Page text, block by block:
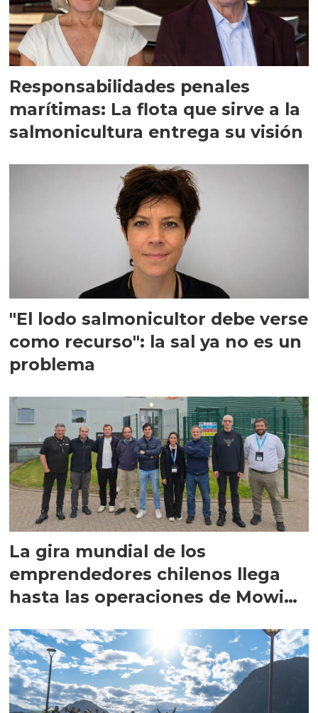
Responsabilidades penales
marítimas: La flota que sirve a la
salmonicultura entrega su visión
"El lodo salmonicultor debe verse
como recurso": la sal ya no es un
problema
La gira mundial de los
emprendedores chilenos llega
hasta las operaciones de Mowi